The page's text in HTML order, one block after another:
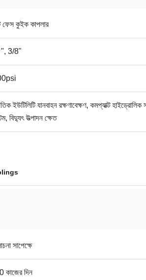
ফেস কুইক কাপলার
3/8"
ইউটিলিটি যানবাহন রক্ষণাবেক্ষণ, কমপ্যাক্ট হাইড্রোলিক
বিদ্যুৎ উত্পাদন ক্ষেত
সাপেক্ষে
কাজের দিন